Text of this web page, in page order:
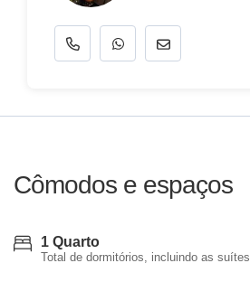
Cômodos e espaços
1 Quarto
Total de dormitórios, incluindo as suítes